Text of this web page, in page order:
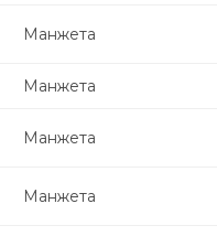
Манжета
Манжета
Манжета
Манжета